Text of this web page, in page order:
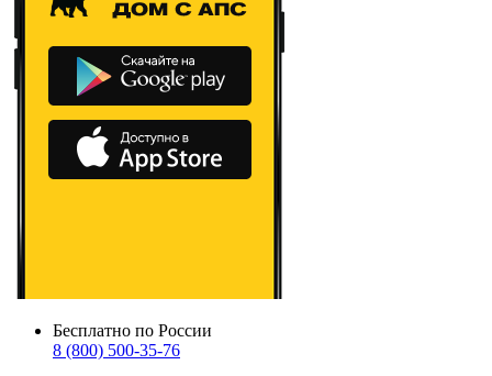
Бесплатно по России
8 (800) 500-35-76